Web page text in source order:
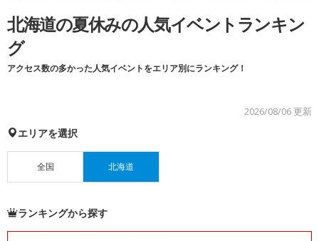
北海道の夏休みの人気イベントランキン
グ
アクセス数の多かった人気イベントをエリア別にランキング！
2026/08/06 更新
エリアを選択
全国 北海道
ランキングから探す